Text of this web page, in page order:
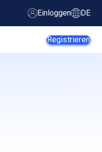
Einloggen DE
Registrieren